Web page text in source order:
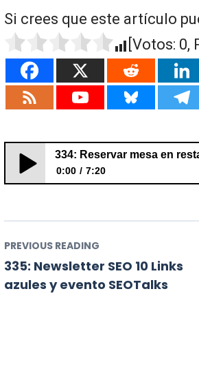
Si crees que este artículo
[Votos: 0,
334: Reservar mesa en
0:00 7:20
PREVIOUS READING
335: Newsletter SEO 10 Links
azules y evento SEOTalks